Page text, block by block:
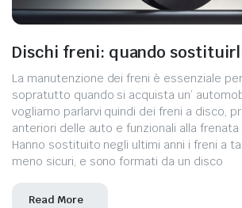
Dischi freni: quando
La manutenzione dei freni è essenziale
sopratutto quando si acquista un’
vogliamo parlarvi quindi dei freni a disco,
anteriori delle auto e funzionali alla
Hanno sostituito negli ultimi anni i freni a
meno sicuri, e sono formati da un disco
Read More